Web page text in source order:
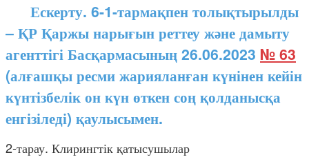
Ескерту. 6-1-тармақпен толықтырылды
– ҚР Қаржы нарығын реттеу және дамыту
агенттігі Басқармасының 26.06.2023 № 63
(алғашқы ресми жарияланған күнінен кейін
күнтізбелік он күн өткен соң қолданысқа
енгізіледі) қаулысымен.
2-тарау. Клирингтік қатысушылар